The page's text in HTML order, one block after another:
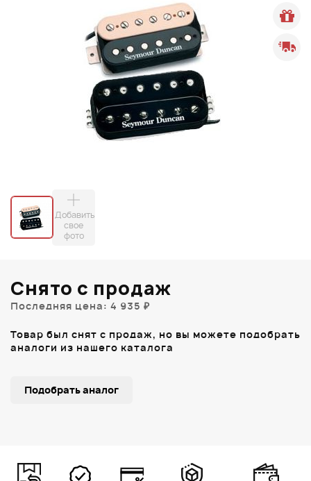
Добавить
свое
фото
Снято с продаж
Последняя цена: 4 935 ₽
Товар был снят с продаж, но вы можете подобрать
аналоги из нашего каталога
Подобрать аналог